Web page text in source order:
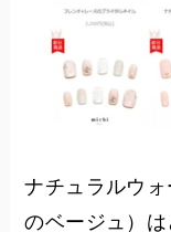
ナチュラルウ
のベージュ）